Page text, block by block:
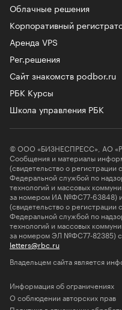
Облачные решения
Корпоративный
Аренда VPS
Рег.решения
Сайт знакомств podbor.ru
РБК Курсы
Школа управления РБК
© ООО «БИЗНЕСПРЕСС», АО
Сообщения и материалы
(свидетельство о
Федеральной службой по
технологий и массовых
за номером ИА №ФС77-63848) и
(свидетельство о
Федеральной службой по
технологий и массовых
за номером ЭЛ №ФС77-82385)
letters@rbc.ru
Владельцем сайта является
Информация об ограничениях
О соблюдении авторских прав